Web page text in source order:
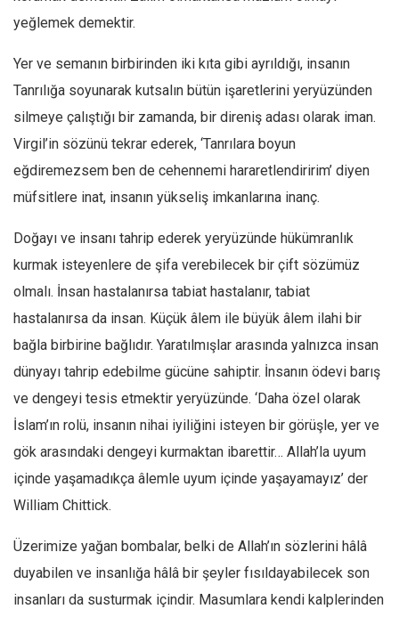
yeğlemek demektir.
Yer ve semanın birbirinden iki kıta gibi ayrıldığı, insanın
Tanrılığa soyunarak kutsalın bütün işaretlerini yeryüzünden
silmeye çalıştığı bir zamanda, bir direniş adası olarak iman.
Virgil’in sözünü tekrar ederek, ‘Tanrılara boyun
eğdiremezsem ben de cehennemi hararetlendiririm’ diyen
müfsitlere inat, insanın yükseliş imkanlarına inanç.
Doğayı ve insanı tahrip ederek yeryüzünde hükümranlık
kurmak isteyenlere de şifa verebilecek bir çift sözümüz
olmalı. İnsan hastalanırsa tabiat hastalanır, tabiat
hastalanırsa da insan. Küçük âlem ile büyük âlem ilahi bir
bağla birbirine bağlıdır. Yaratılmışlar arasında yalnızca insan
dünyayı tahrip edebilme gücüne sahiptir. İnsanın ödevi barış
ve dengeyi tesis etmektir yeryüzünde. ‘Daha özel olarak
İslam’ın rolü, insanın nihai iyiliğini isteyen bir görüşle, yer ve
gök arasındaki dengeyi kurmaktan ibarettir… Allah’la uyum
içinde yaşamadıkça âlemle uyum içinde yaşayamayız’ der
William Chittick.
Üzerimize yağan bombalar, belki de Allah’ın sözlerini hâlâ
duyabilen ve insanlığa hâlâ bir şeyler fısıldayabilecek son
insanları da susturmak içindir. Masumlara kendi kalplerinden